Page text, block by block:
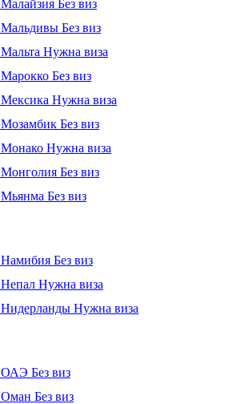
Малайзия Без виз
Мальдивы Без виз
Мальта Нужна виза
Марокко Без виз
Мексика Нужна виза
Мозамбик Без виз
Монако Нужна виза
Монголия Без виз
Мьянма Без виз
Намибия Без виз
Непал Нужна виза
Нидерланды Нужна виза
ОАЭ Без виз
Оман Без виз